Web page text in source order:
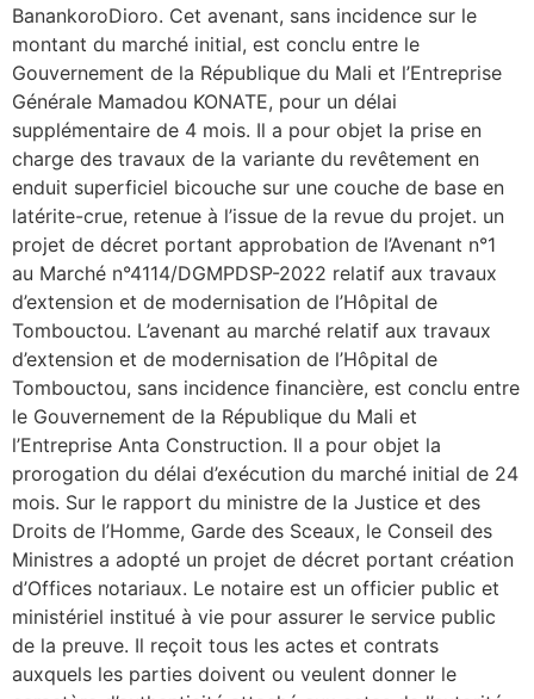
BanankoroDioro. Cet avenant, sans incidence sur le
montant du marché initial, est conclu entre le
Gouvernement de la République du Mali et l’Entreprise
Générale Mamadou KONATE, pour un délai
supplémentaire de 4 mois. Il a pour objet la prise en
charge des travaux de la variante du revêtement en
enduit superficiel bicouche sur une couche de base en
latérite-crue, retenue à l’issue de la revue du projet. un
projet de décret portant approbation de l’Avenant n°1
au Marché n°4114/DGMPDSP-2022 relatif aux travaux
d’extension et de modernisation de l’Hôpital de
Tombouctou. L’avenant au marché relatif aux travaux
d’extension et de modernisation de l’Hôpital de
Tombouctou, sans incidence financière, est conclu entre
le Gouvernement de la République du Mali et
l’Entreprise Anta Construction. Il a pour objet la
prorogation du délai d’exécution du marché initial de 24
mois. Sur le rapport du ministre de la Justice et des
Droits de l’Homme, Garde des Sceaux, le Conseil des
Ministres a adopté un projet de décret portant création
d’Offices notariaux. Le notaire est un officier public et
ministériel institué à vie pour assurer le service public
de la preuve. Il reçoit tous les actes et contrats
auxquels les parties doivent ou veulent donner le